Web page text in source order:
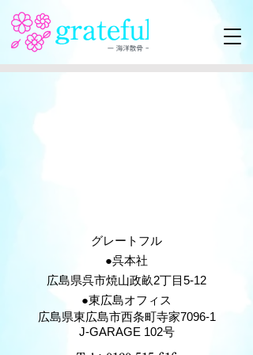
グレートフル
​●呉本社
広島県呉市焼山政畝2丁目5-12
●東広島オフィス
広島県東広島市西条町寺家7096-1
J-GARAGE 102号